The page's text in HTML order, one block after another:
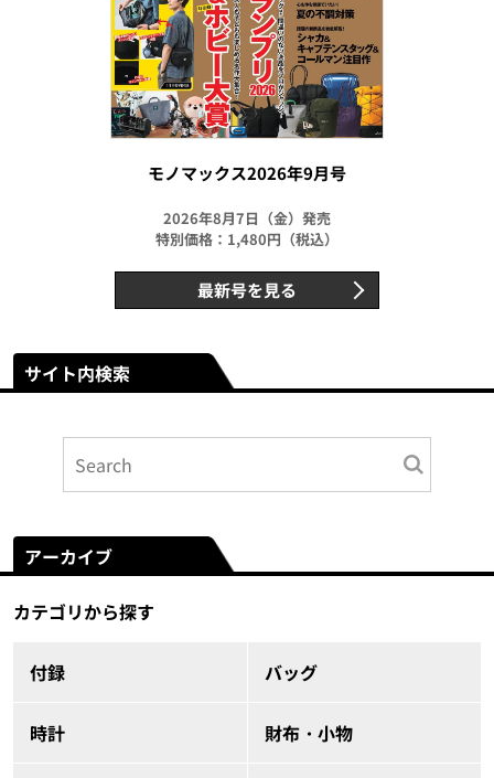
モノマックス2026年9月号
2026年8月7日（金）発売
特別価格：1,480円（税込）
最新号を見る
サイト内検索
アーカイブ
カテゴリから探す
付録 バッグ
時計 財布・小物